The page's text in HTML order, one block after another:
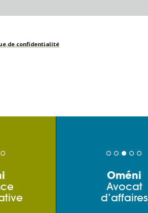
de confidentialité
Oméni
Avocat
d’affaires